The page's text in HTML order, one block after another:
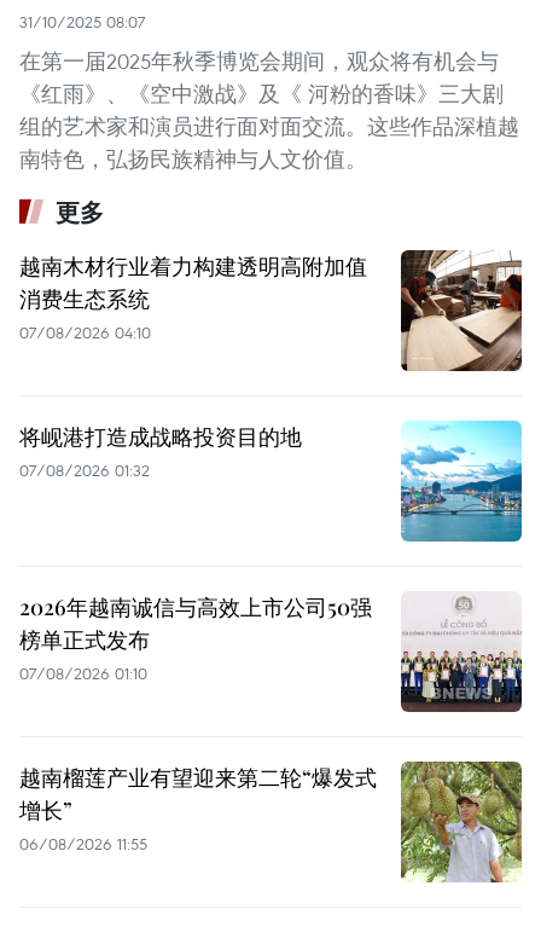
31/10/2025 08:07
在第一届2025年秋季博览会期间，观众将有机会与
《红雨》、《空中激战》及《 河粉的香味》三大剧
组的艺术家和演员进行面对面交流。这些作品深植越
南特色，弘扬民族精神与人文价值。 ​
更多
越南木材行业着力构建透明高附加值
消费生态系统
07/08/2026 04:10
将岘港打造成战略投资目的地
07/08/2026 01:32
2026年越南诚信与高效上市公司50强
榜单正式发布
07/08/2026 01:10
越南榴莲产业有望迎来第二轮“爆发式
增长”
06/08/2026 11:55